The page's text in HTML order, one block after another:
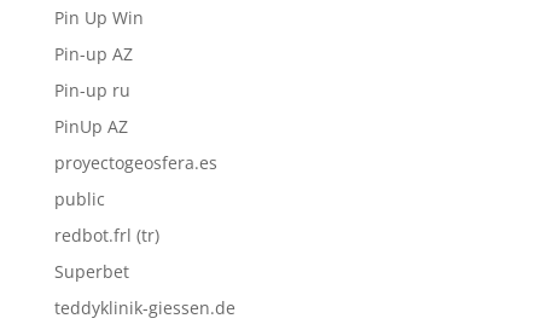
Pin Up Win
Pin-up AZ
Pin-up ru
PinUp AZ
proyectogeosfera.es
public
redbot.frl (tr)
Superbet
teddyklinik-giessen.de